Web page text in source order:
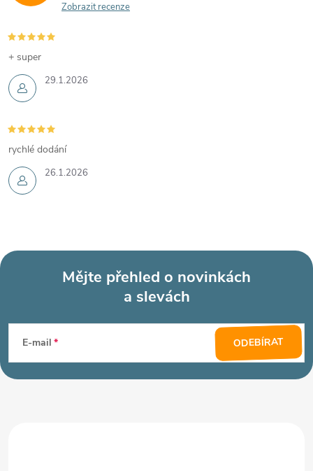
Zobrazit recenze
29.1.2026
+ super
26.1.2026
rychlé dodání
p
Mějte přehled o novinkách
a slevách
E-mail ODEBÍRAT